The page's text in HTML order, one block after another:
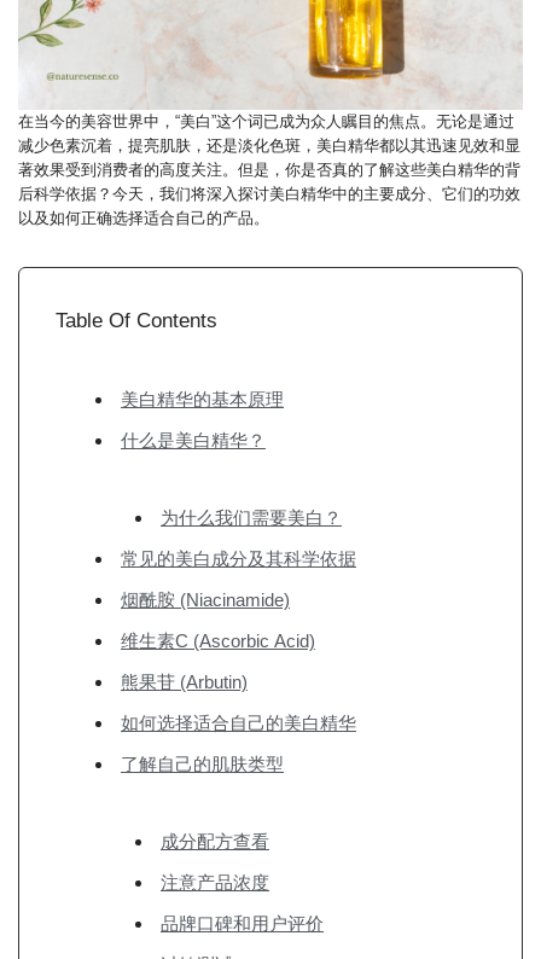
在当今的美容世界中，“美白”这个词已成为众人瞩目的焦点。无论是通过
减少色素沉着，提亮肌肤，还是淡化色斑，美白精华都以其迅速见效和显
著效果受到消费者的高度关注。但是，你是否真的了解这些美白精华的背
后科学依据？今天，我们将深入探讨美白精华中的主要成分、它们的功效
以及如何正确选择适合自己的产品。
Table Of Contents
美白精华的基本原理
什么是美白精华？
为什么我们需要美白？
常见的美白成分及其科学依据
烟酰胺 (Niacinamide)
维生素C (Ascorbic Acid)
熊果苷 (Arbutin)
如何选择适合自己的美白精华
了解自己的肌肤类型
成分配方查看
注意产品浓度
品牌口碑和用户评价